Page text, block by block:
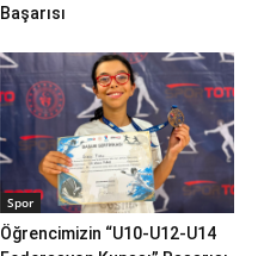
Başarısı
Spor
Öğrencimizin “U10-U12-U14